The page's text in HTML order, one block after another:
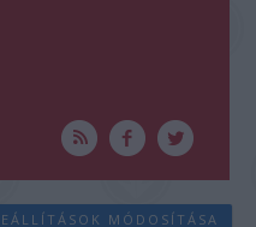
MÓDOSÍTÁSA